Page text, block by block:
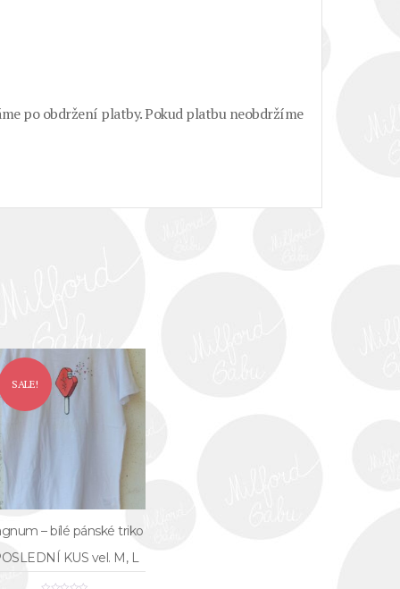
po obdržení platby. Pokud platbu neobdržíme
SALE!
– bílé pánské triko
KUS vel. M, L